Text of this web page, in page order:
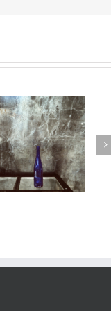
Le Murmure des Égarés #24